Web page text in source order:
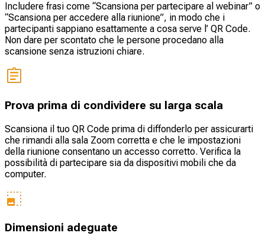
Includere frasi come “Scansiona per partecipare al webinar” o
“Scansiona per accedere alla riunione”, in modo che i
partecipanti sappiano esattamente a cosa serve l’ QR Code.
Non dare per scontato che le persone procedano alla
scansione senza istruzioni chiare.
Prova prima di condividere su larga scala
Scansiona il tuo QR Code prima di diffonderlo per assicurarti
che rimandi alla sala Zoom corretta e che le impostazioni
della riunione consentano un accesso corretto. Verifica la
possibilità di partecipare sia da dispositivi mobili che da
computer.
Dimensioni adeguate